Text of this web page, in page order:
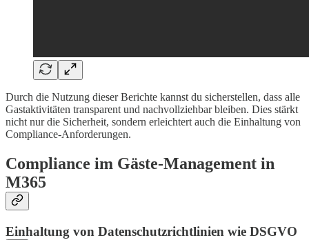
Durch die Nutzung dieser Berichte kannst du sicherstellen, dass alle
Gastaktivitäten transparent und nachvollziehbar bleiben. Dies stärkt
nicht nur die Sicherheit, sondern erleichtert auch die Einhaltung von
Compliance-Anforderungen.
Compliance im Gäste-Management in
M365
Einhaltung von Datenschutzrichtlinien wie DSGVO